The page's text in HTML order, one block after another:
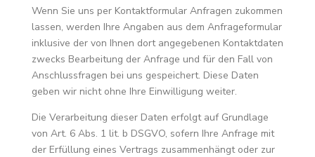
Wenn Sie uns per Kontaktformular Anfragen zukommen
lassen, werden Ihre Angaben aus dem Anfrageformular
inklusive der von Ihnen dort angegebenen Kontaktdaten
zwecks Bearbeitung der Anfrage und für den Fall von
Anschlussfragen bei uns gespeichert. Diese Daten
geben wir nicht ohne Ihre Einwilligung weiter.
Die Verarbeitung dieser Daten erfolgt auf Grundlage
von Art. 6 Abs. 1 lit. b DSGVO, sofern Ihre Anfrage mit
der Erfüllung eines Vertrags zusammenhängt oder zur